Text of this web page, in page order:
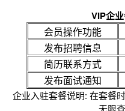
VIP企
会员操作功能
发布招聘信息
简历联系方式
发布面试通知
企业入驻套餐说明: 在套餐
无限